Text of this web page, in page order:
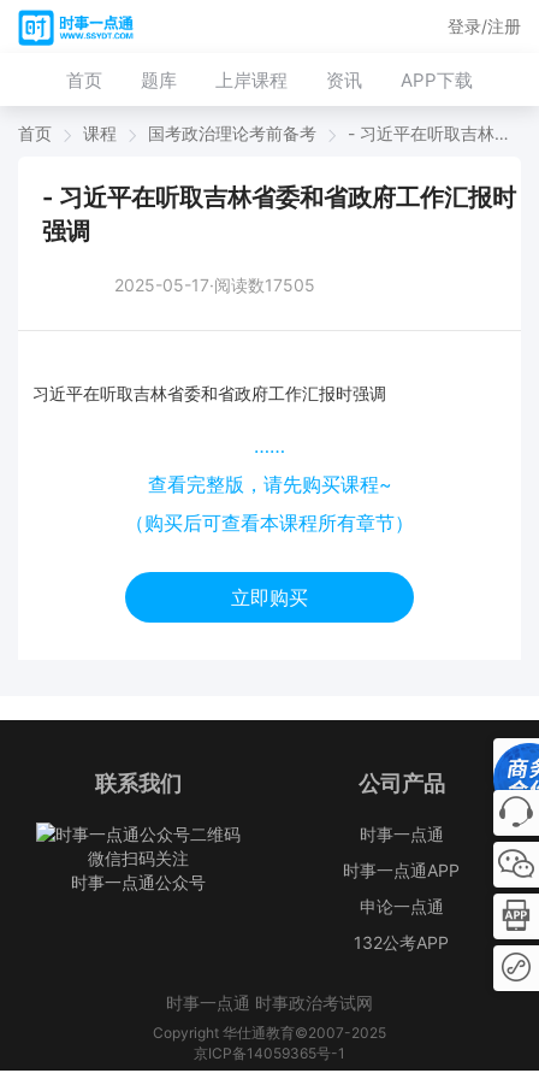
首页 题库 上岸课程 资讯 APP下载
登录/注册
首页 课程 国考政治理论考前备考 - 习近平在听取吉林省委和省政府工作汇报时强调
- 习近平在听取吉林省委和省政府工作汇报时
强调
2025-05-17·阅读数17505
习近平在听取吉林省委和省政府工作汇报时强调
……
查看完整版，请先购买课程~
（购买后可查看本课程所有章节）
立即购买
联系我们
微信扫码关注
时事一点通公众号
公司产品
时事一点通
时事一点通APP
申论一点通
132公考APP
时事一点通 时事政治考试网
Copyright 华仕通教育©2007-2025
京ICP备14059365号-1